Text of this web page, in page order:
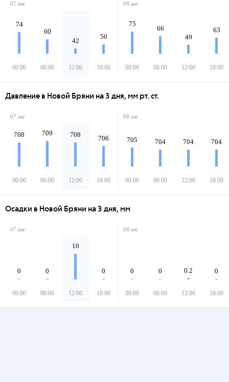
07 авг
74
00:00
60
06:00
42
12:00
50
18:00
08 авг
75
00:00
66
06:00
49
12:00
63
18:00
Давление в Новой Бряни на 3 дня, мм рт. ст.
07 авг
708
00:00
709
06:00
708
12:00
706
18:00
08 авг
705
00:00
704
06:00
704
12:00
704
18:00
Осадки в Новой Бряни на 3 дня, мм
07 авг
0
00:00
0
06:00
10
12:00
0
18:00
08 авг
0
00:00
0
06:00
0.2
12:00
0
18:00